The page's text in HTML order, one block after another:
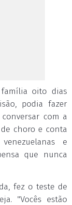
oito dias
podia fazer
com a
choro e conta
e
que nunca
fez o teste de
"Vocês estão